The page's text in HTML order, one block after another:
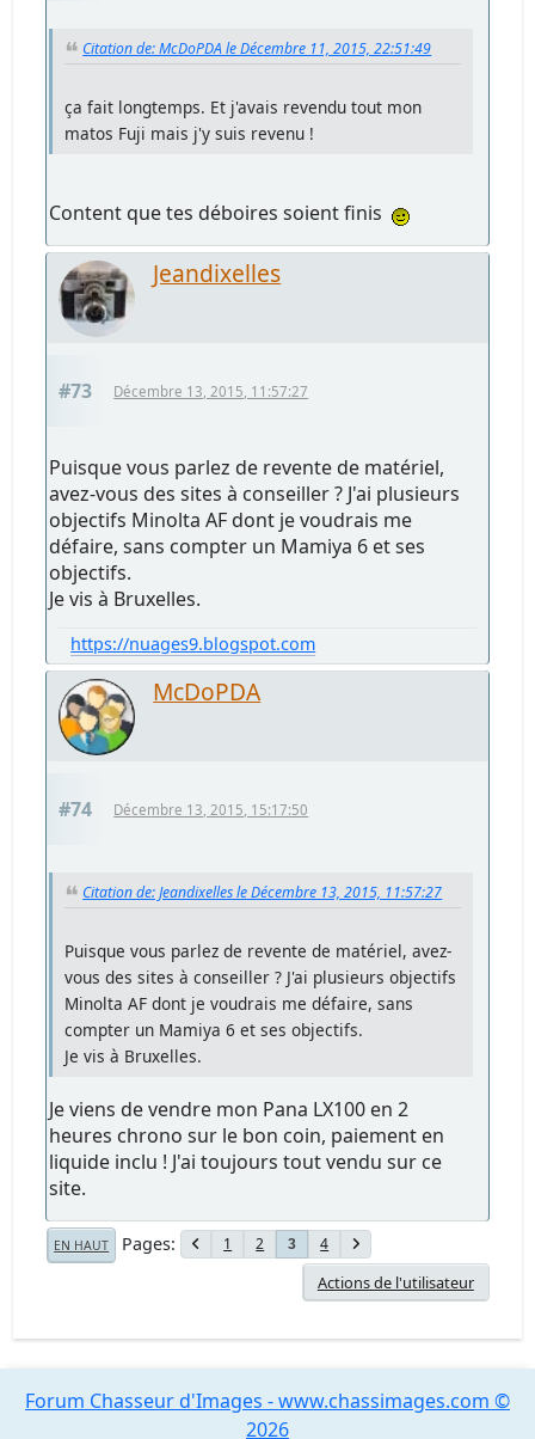
Citation de: McDoPDA le Décembre 11, 2015, 22:51:49
ça fait longtemps. Et j'avais revendu tout mon
matos Fuji mais j'y suis revenu !
Content que tes déboires soient finis
Jeandixelles
#73 Décembre 13, 2015, 11:57:27
Puisque vous parlez de revente de matériel,
avez-vous des sites à conseiller ? J'ai plusieurs
objectifs Minolta AF dont je voudrais me
défaire, sans compter un Mamiya 6 et ses
objectifs.
Je vis à Bruxelles.
https://nuages9.blogspot.com
McDoPDA
#74 Décembre 13, 2015, 15:17:50
Citation de: Jeandixelles le Décembre 13, 2015, 11:57:27
Puisque vous parlez de revente de matériel, avez-
vous des sites à conseiller ? J'ai plusieurs objectifs
Minolta AF dont je voudrais me défaire, sans
compter un Mamiya 6 et ses objectifs.
Je vis à Bruxelles.
Je viens de vendre mon Pana LX100 en 2
heures chrono sur le bon coin, paiement en
liquide inclu ! J'ai toujours tout vendu sur ce
site.
EN HAUT Pages 1 2 3 4
Actions de l'utilisateur
Forum Chasseur d'Images - www.chassimages.com ©
2026